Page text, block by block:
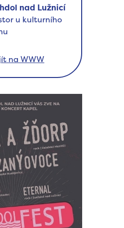
nad Lužnicí
u kulturního
na WWW